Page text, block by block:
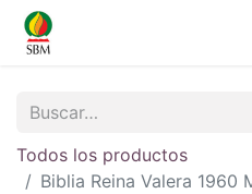
Todos los productos
Biblia Reina Valera 1960